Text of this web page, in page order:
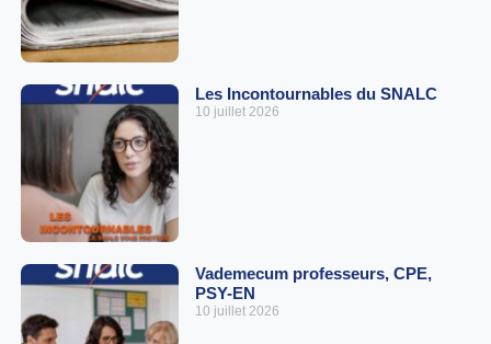
Les Incontournables du SNALC
10 juillet 2026
Vademecum professeurs, CPE,
PSY-EN
10 juillet 2026